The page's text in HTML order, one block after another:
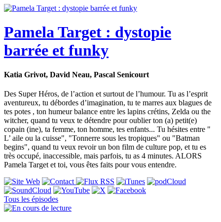
Pamela Target : dystopie
barrée et funky
Katia Grivot, David Neau, Pascal Senicourt
Des Super Héros, de l’action et surtout de l’humour. Tu as l’esprit
aventureux, tu débordes d’imagination, tu te marres aux blagues de
tes potes , ton humeur balance entre les lapins crétins, Zelda ou the
witcher, quand tu veux te détendre pour oublier ton (a) petit(e)
copain (ine), ta femme, ton homme, tes enfants... Tu hésites entre "
L’ aile ou la cuisse", "Tonnerre sous les tropiques" ou "Batman
begins", quand tu veux revoir un bon film de culture pop, et tu es
très occupé, inaccessible, mais parfois, tu as 4 minutes. ALORS
Pamela Target et toi, vous êtes faits pour vous entendre.
Tous les épisodes